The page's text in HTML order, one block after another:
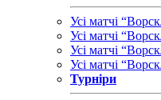
Усі матчі
Усі матчі
Усі матчі
Усі матчі
Турніри